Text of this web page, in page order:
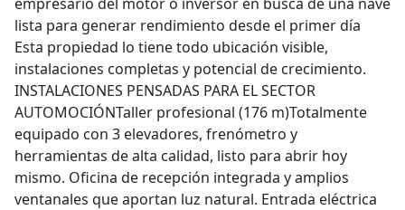
lista para generar rendimiento desde el primer día
Esta propiedad lo tiene todo ubicación visible,
instalaciones completas y potencial de crecimiento.
INSTALACIONES PENSADAS PARA EL SECTOR
AUTOMOCIÓNTaller profesional (176 m)Totalmente
equipado con 3 elevadores, frenómetro y
herramientas de alta calidad, listo para abrir hoy
mismo. Oficina de recepción integrada y amplios
ventanales que aportan luz natural. Entrada eléctrica